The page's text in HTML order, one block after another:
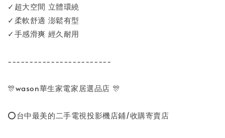
✓超大空間 立體環繞
✓柔軟舒適 澎鬆有型
✓手感滑爽 經久耐用
------------------------
🎊wason華生家電家居選品店 🎊
⭕台中最美的二手電視投影機店鋪/收購寄賣店